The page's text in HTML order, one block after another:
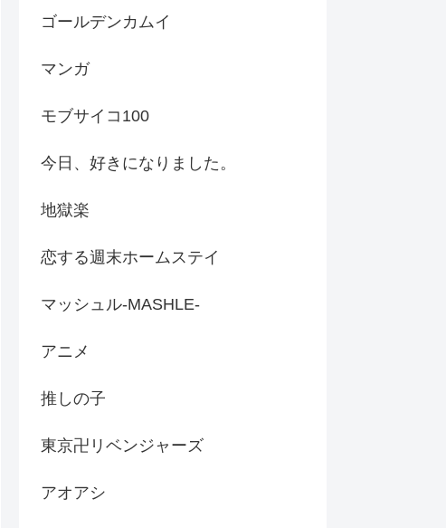
ゴールデンカムイ
マンガ
モブサイコ100
今日、好きになりました。
地獄楽
恋する週末ホームステイ
マッシュル-MASHLE-
アニメ
推しの子
東京卍リベンジャーズ
アオアシ